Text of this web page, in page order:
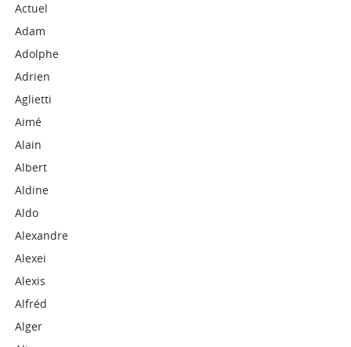
Actuel
Adam
Adolphe
Adrien
Aglietti
Aimé
Alain
Albert
Aldine
Aldo
Alexandre
Alexei
Alexis
Alfréd
Alger